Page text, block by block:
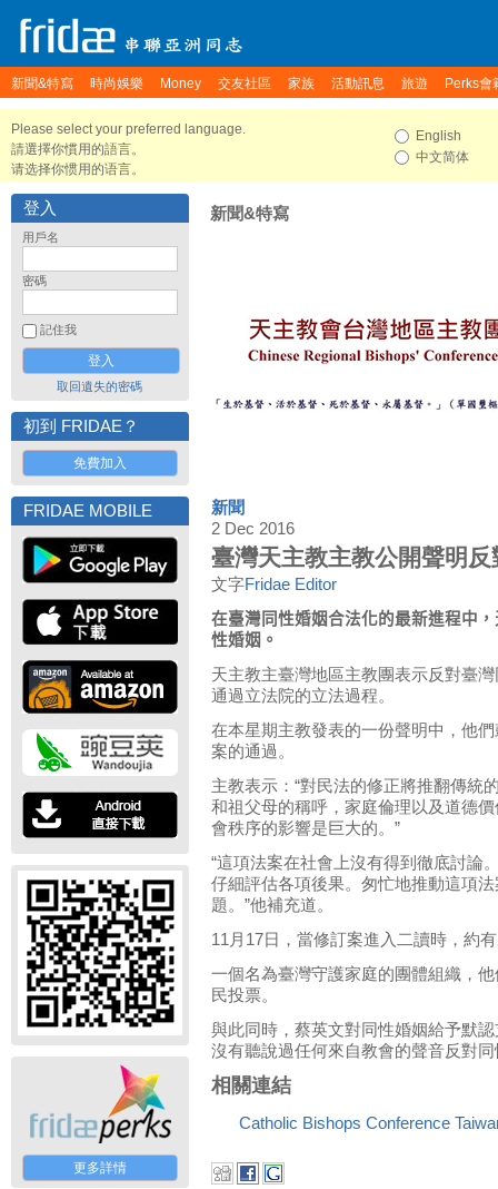
新聞&特寫 時尚娛樂 Money 交友社區 家族 活動訊息 旅遊 Perks會
Please select your preferred language.
請選擇你慣用的語言。
请选择你惯用的语言。
English
中文简体
登入
用戶名
密碼
記住我
取回遺失的密碼
初到 FRIDAE？
免費加入
FRIDAE MOBILE
更多詳情
新聞&特寫
新聞
2 Dec 2016
臺灣天主教主教公開聲明
文字Fridae Editor
在臺灣同性婚姻合法化的最新進程中
性婚姻。
天主教主臺灣地區主教團表示反對臺
通過立法院的立法過程。
在本星期主教發表的一份聲明中，他
案的通過。
主教表示：“對民法的修正將推翻傳統
和祖父母的稱呼，家庭倫理以及道德
會秩序的影響是巨大的。”
“這項法案在社會上沒有得到徹底討論
仔細評估各項後果。匆忙地推動這項
題。”他補充道。
11月17日，當修訂案進入二讀時，約
一個名為臺灣守護家庭的團體組織，
民投票。
與此同時，蔡英文對同性婚姻給予默
沒有聽說過任何來自教會的聲音反對同
相關連結
Catholic Bishops Conference